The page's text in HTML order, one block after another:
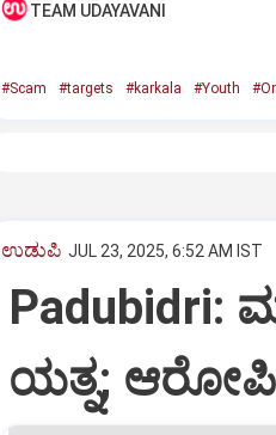
TEAM UDAYAVANI
#Scam #targets #karkala #Youth
ಉಡುಪಿ JUL 23, 2025, 6:52 AM IST
Padubidri:
ಯತ್ನ;